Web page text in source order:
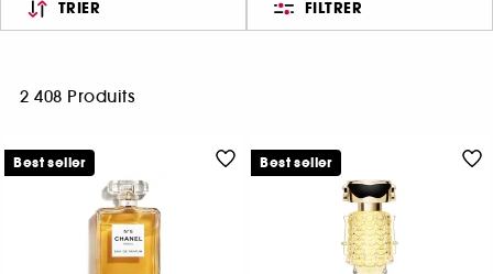
TRIER FILTRER
2 408 Produits
Best seller Best seller